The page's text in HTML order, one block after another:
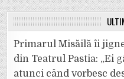
Primarul Misăilă îi
din Teatrul Pastia: „Ei
atunci când vorbesc